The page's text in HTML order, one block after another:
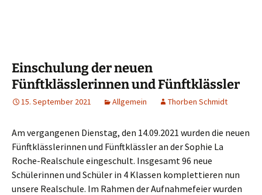
Einschulung der neuen
Fünftklässlerinnen und Fünftklässler
15. September 2021 Allgemein Thorben Schmidt
Am vergangenen Dienstag, den 14.09.2021 wurden die neuen
Fünftklässlerinnen und Fünftklässler an der Sophie La
Roche-Realschule eingeschult. Insgesamt 96 neue
Schülerinnen und Schüler in 4 Klassen komplettieren nun
unsere Realschule. Im Rahmen der Aufnahmefeier wurden